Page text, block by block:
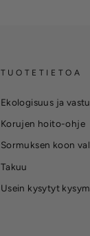
TUOTETIETOA
Ekologisuus ja
Korujen hoito-ohje
Sormuksen koon
Takuu
Usein kysytyt